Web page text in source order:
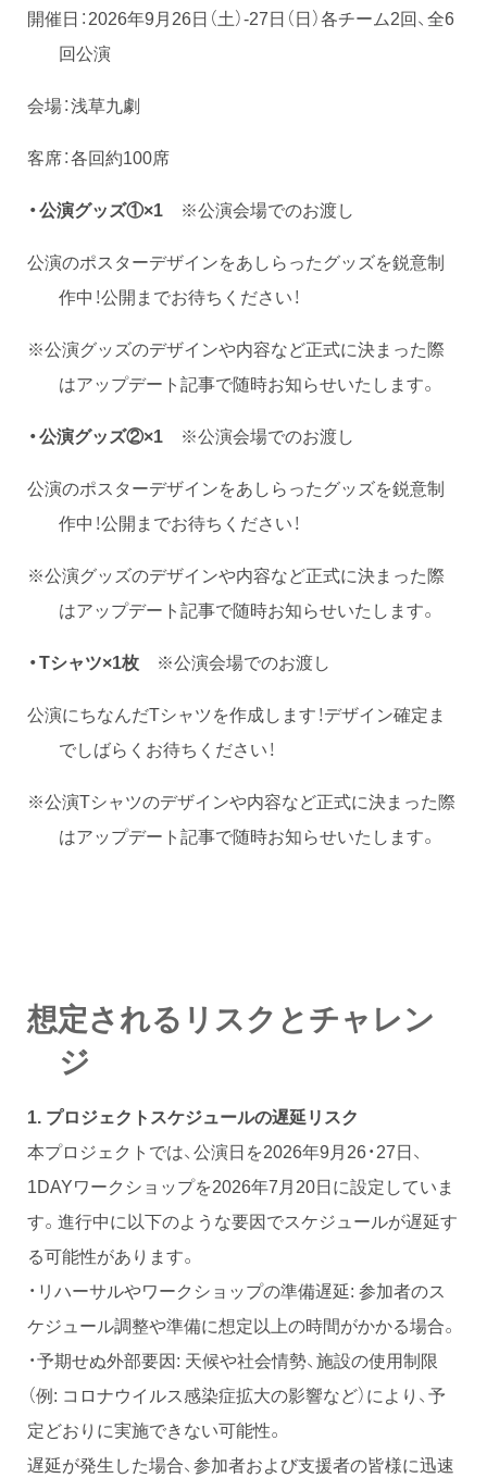
開催日：2026年9月26日（土）-27日（日）各チーム2回、全6
回公演
会場：浅草九劇
客席：各回約100席
・公演グッズ①×1 ※公演会場でのお渡し
公演のポスターデザインをあしらったグッズを鋭意制
作中！公開までお待ちください！
※公演グッズのデザインや内容など正式に決まった際
はアップデート記事で随時お知らせいたします。
・公演グッズ②×1 ※公演会場でのお渡し
公演のポスターデザインをあしらったグッズを鋭意制
作中！公開までお待ちください！
※公演グッズのデザインや内容など正式に決まった際
はアップデート記事で随時お知らせいたします。
・Tシャツ×1枚 ※公演会場でのお渡し
公演にちなんだTシャツを作成します！デザイン確定ま
でしばらくお待ちください！
※公演Tシャツのデザインや内容など正式に決まった際
はアップデート記事で随時お知らせいたします。
想定されるリスクとチャレン
ジ
1. プロジェクトスケジュールの遅延リスク
本プロジェクトでは、公演日を2026年9月26・27日、
1DAYワークショップを2026年7月20日に設定していま
す。進行中に以下のような要因でスケジュールが遅延す
る可能性があります。
・リハーサルやワークショップの準備遅延: 参加者のス
ケジュール調整や準備に想定以上の時間がかかる場合。
・予期せぬ外部要因: 天候や社会情勢、施設の使用制限
（例: コロナウイルス感染症拡大の影響など）により、予
定どおりに実施できない可能性。
遅延が発生した場合、参加者および支援者の皆様に迅速